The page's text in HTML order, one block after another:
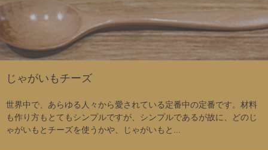
じゃがいもチーズ
世界中で、あらゆる人々から愛されている定番中の定番です。材料
も作り方もとてもシンプルですが、シンプルであるが故に、どのじ
ゃがいもとチーズを使うかや、じゃがいもと...